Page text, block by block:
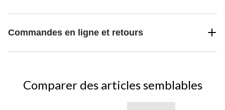
Commandes en ligne et retours
Comparer des articles semblables